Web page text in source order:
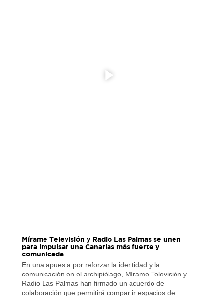
Mírame Televisión y Radio Las Palmas se unen
para impulsar una Canarias más fuerte y
comunicada
En una apuesta por reforzar la identidad y la
comunicación en el archipiélago, Mírame Televisión y
Radio Las Palmas han firmado un acuerdo de
colaboración que permitirá compartir espacios de